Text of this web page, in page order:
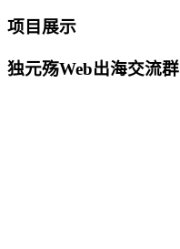
项目展示
独元殇Web出海交流群